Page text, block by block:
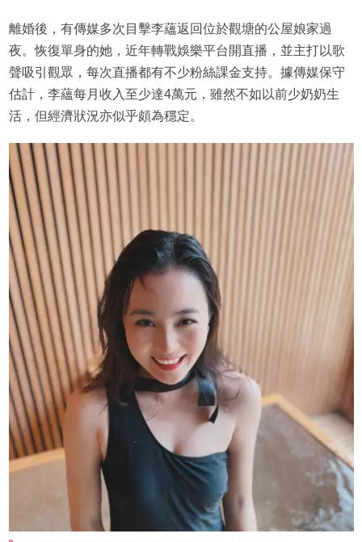
離婚後，有傳媒多次目擊李蘊返回位於觀塘的公屋娘家過
夜。恢復單身的她，近年轉戰娛樂平台開直播，並主打以歌
聲吸引觀眾，每次直播都有不少粉絲課金支持。據傳媒保守
估計，李蘊每月收入至少達4萬元，雖然不如以前少奶奶生
活，但經濟狀況亦似乎頗為穩定。